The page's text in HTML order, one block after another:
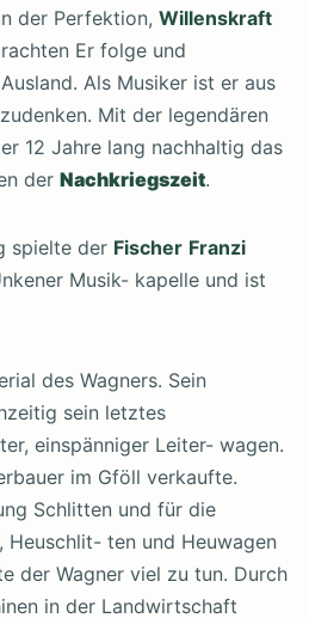
der Perfektion, Willenskraft
Er folge und
Als Musiker ist er aus
Mit der legendären
12 Jahre lang nachhaltig das
der Nachkriegszeit.
spielte der Fischer Franzi
Musik- kapelle und ist
des Wagners. Sein
sein letztes
einspänniger Leiter- wagen.
im Gföll verkaufte.
Schlitten und für die
Heuschlit- ten und Heuwagen
der Wagner viel zu tun. Durch
in der Landwirtschaft